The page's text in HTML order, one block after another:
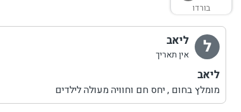
בורדו
ל ליאב
אין תאריך
ליאב
מומלץ בחום , יחס חם וחוויה מעולה לילדים